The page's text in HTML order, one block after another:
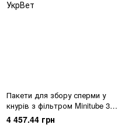
Пакети для збору сперми у
кнурів з фільтром Minitube 3,5
л
4 457.44 грн